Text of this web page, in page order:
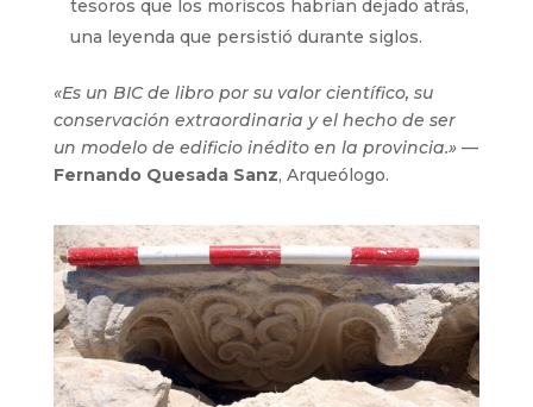
tesoros que los moriscos habrían dejado atrás,
una leyenda que persistió durante siglos.
«Es un BIC de libro por su valor científico, su
conservación extraordinaria y el hecho de ser
un modelo de edificio inédito en la provincia.»—
Fernando Quesada Sanz, Arqueólogo.